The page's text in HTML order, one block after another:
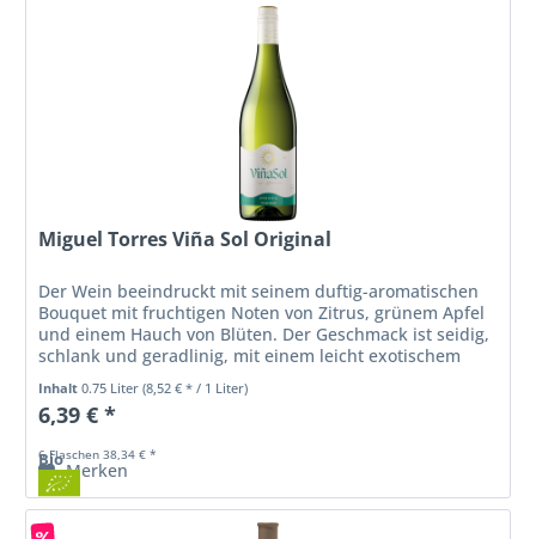
Bio
Miguel Torres Viña Sol Original
Der Wein beeindruckt mit seinem duftig-aromatischen
Bouquet mit fruchtigen Noten von Zitrus, grünem Apfel
und einem Hauch von Blüten. Der Geschmack ist seidig,
schlank und geradlinig, mit einem leicht exotischem
Nachhall und am Gaumen...
Inhalt0.75 Liter(8,52 € * / 1 Liter)
6,39 € *
6 Flaschen 38,34 € *
Merken